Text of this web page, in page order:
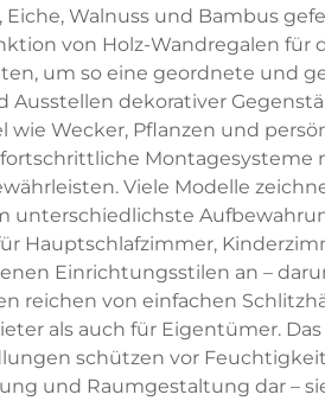
Eiche, Walnuss und Bambus
von Holz-Wandregalen
um so eine geordnete und
Ausstellen dekorativer
wie Wecker, Pflanzen und
Viele Modelle
unterschiedlichste
Hauptschlafzimmer,
Einrichtungsstilen an –
reichen von einfachen
als auch für Eigentümer.
schützen vor
und Raumgestaltung dar –